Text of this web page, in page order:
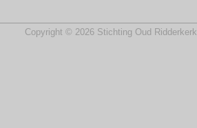
Copyright © 2026 Stichting Oud Ridderkerk